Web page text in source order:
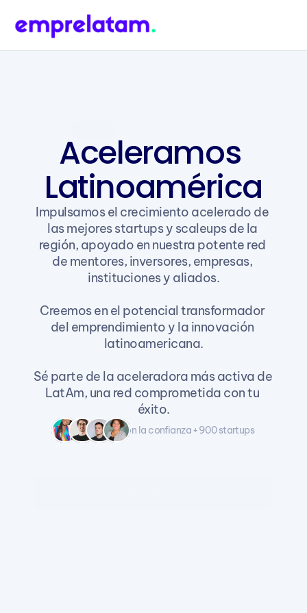
Aceleramos
Latinoamérica
Impulsamos el crecimiento acelerado de
las mejores startups y scaleups de la
región, apoyado en nuestra potente red
de mentores, inversores, empresas,
instituciones y aliados.
Creemos en el potencial transformador
del emprendimiento y la innovación
latinoamericana.
Sé parte de la aceleradora más activa de
LatAm, una red comprometida con tu
éxito.
con la confianza +900 startups